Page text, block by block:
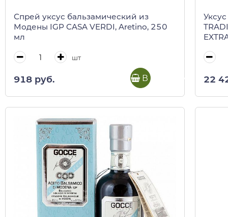
Спрей уксус бальзамический из
Модены IGP CASA VERDI, Aretino, 250
мл
шт
918 руб. В корзину 22